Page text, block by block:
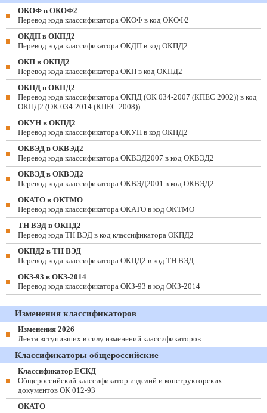
ОКОФ в ОКОФ2
Перевод кода классификатора ОКОФ в код ОКОФ2
ОКДП в ОКПД2
Перевод кода классификатора ОКДП в код ОКПД2
ОКП в ОКПД2
Перевод кода классификатора ОКП в код ОКПД2
ОКПД в ОКПД2
Перевод кода классификатора ОКПД (ОК 034-2007 (КПЕС 2002)) в код
ОКПД2 (ОК 034-2014 (КПЕС 2008))
ОКУН в ОКПД2
Перевод кода классификатора ОКУН в код ОКПД2
ОКВЭД в ОКВЭД2
Перевод кода классификатора ОКВЭД2007 в код ОКВЭД2
ОКВЭД в ОКВЭД2
Перевод кода классификатора ОКВЭД2001 в код ОКВЭД2
ОКАТО в ОКТМО
Перевод кода классификатора ОКАТО в код ОКТМО
ТН ВЭД в ОКПД2
Перевод кода ТН ВЭД в код классификатора ОКПД2
ОКПД2 в ТН ВЭД
Перевод кода классификатора ОКПД2 в код ТН ВЭД
ОКЗ-93 в ОКЗ-2014
Перевод кода классификатора ОКЗ-93 в код ОКЗ-2014
Изменения классификаторов
Изменения 2026
Лента вступивших в силу изменений классификаторов
Классификаторы общероссийские
Классификатор ЕСКД
Общероссийский классификатор изделий и конструкторских
документов ОК 012-93
ОКАТО